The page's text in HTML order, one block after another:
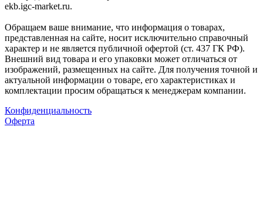
ekb.igc-market.ru.
Обращаем ваше внимание, что информация о товарах,
представленная на сайте, носит исключительно справочный
характер и не является публичной офертой (ст. 437 ГК РФ).
Внешний вид товара и его упаковки может отличаться от
изображений, размещенных на сайте. Для получения точной и
актуальной информации о товаре, его характеристиках и
комплектации просим обращаться к менеджерам компании.
Конфиденциальность
Оферта